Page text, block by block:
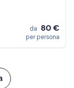
da 80 €
per persona